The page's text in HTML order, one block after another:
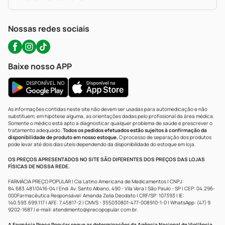
WhatsApp (47) 9202-1687
Nossas redes sociais
Baixe nosso APP
As informações contidas neste site não devem ser usadas para automedicação e não
substituem, em hipótese alguma, as orientações dadas pelo profissional da área médica.
Somente o médico está apto a diagnosticar qualquer problema de saúde e prescrever o
tratamento adequado. Todos os pedidos efetuados estão sujeitos à confirmação da
disponibilidade de produto em nosso estoque.O processo de separação dos produtos
pode levar até dois dias úteis dependendo da disponibilidade do estoque em loja.
OS PREÇOS APRESENTADOS NO SITE SÃO DIFERENTES DOS PREÇOS DAS LOJAS
FÍSICAS DE NOSSA REDE.
FARMÁCIA PREÇO POPULAR | Cia Latino Americana de Medicamentos | CNPJ:
84.683.481/0416-04 | End: Av. Santo Albano, 490 - Vila Vera | São Paulo - SP | CEP: 04.296-
000Farmacêutica Responsável: Amanda Zelia Deodato | CRF/SP: 107393 | IE:
140.593.699.117 | AFE: 7.45817-2 | CMVS - 355030801-477-008910-1-0 | WhatsApp: (47) 9
9202-1687 | e-mail: atendimento@precopopular.com.br.